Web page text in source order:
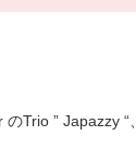
Trio ” Japazzy